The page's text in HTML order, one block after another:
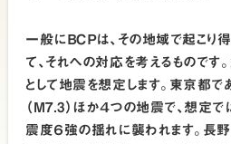
一般にＢＣＰは、その地域で起こり
て、それへの対応を考えるものです
として地震を想定します。東京都
（Ｍ7.3）ほか４つの地震で、想定
震度６強の揺れに襲われます。長